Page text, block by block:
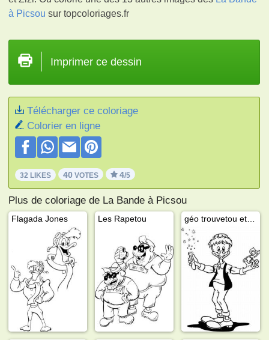
à Picsou sur topcoloriages.fr
Imprimer ce dessin
Télécharger ce coloriage
Colorier en ligne
32 LIKES 40 VOTES 4/5
Plus de coloriage de La Bande à Picsou
Flagada Jones Les Rapetou